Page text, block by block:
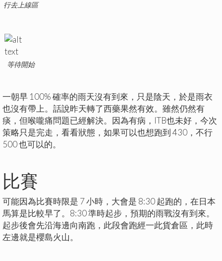
行去上線區
等待開始
一朝早 100% 確率的雨天沒有到來，只是陰天，於是雨衣
也沒有帶上。話說昨天轉了西藥果然有效。雖然仍然有
痰，但喉嚨痛問題已經解決。因為有病，ITB也未好，今次
策略只是完走，看看狀態，如果可以也想跑到 430，不行
500 也可以的。
比賽
可能因為比賽時限是 7 小時，大會是 8:30 起跑的，在日本
馬算是比較早了。8:30 準時起步，預期的雨戰沒有到來。
起步後會先沿海邊向南跑，此段會跑經一此貨倉區，此時
左邊就是櫻島火山。